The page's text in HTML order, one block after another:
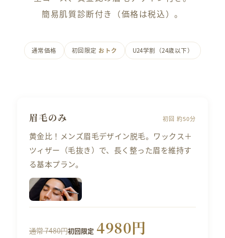
簡易肌質診断付き（価格は税込）。
通常価格 初回限定 おトク U24学割（24歳以下）
眉毛のみ 初回 約50分
黄金比！メンズ眉毛デザイン脱毛。ワックス＋
ツィザー（毛抜き）で、長く整った眉を維持す
る基本プラン。
通常 7480円初回限定 4980円